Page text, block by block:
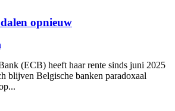
opnieuw
(ECB) heeft haar rente sinds juni 2025
blijven Belgische banken paradoxaal